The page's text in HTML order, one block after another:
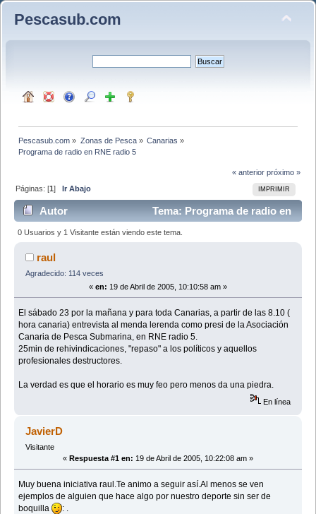
Pescasub.com
Pescasub.com » Zonas de Pesca» Canarias »
Programa de radio en RNE radio 5
« anterior próximo »
IMPRIMIR
Páginas: [1]Ir Abajo
Autor
Tema: Programa de radio en
RNE radio 5 (Leído 4526 veces)
0 Usuarios y 1 Visitante están viendo este tema.
raul
Agradecido: 114 veces
« en: 19 de Abril de 2005, 10:10:58 am »
El sábado 23 por la mañana y para toda Canarias, a partir de las 8.10 (
hora canaria) entrevista al menda lerenda como presi de la Asociación
Canaria de Pesca Submarina, en RNE radio 5.
25min de rehivindicaciones, "repaso" a los políticos y aquellos
profesionales destructores.
La verdad es que el horario es muy feo pero menos da una piedra.
En línea
JavierD
Visitante
« Respuesta #1 en: 19 de Abril de 2005, 10:22:08 am »
Muy buena iniciativa raul.Te animo a seguir así.Al menos se ven
ejemplos de alguien que hace algo por nuestro deporte sin ser de
boquilla
: .